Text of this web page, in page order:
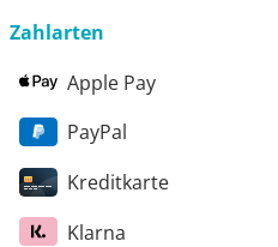
aus Mitteln des Europäischen
Zahlarten
Apple Pay
PayPal
Kreditkarte
Klarna